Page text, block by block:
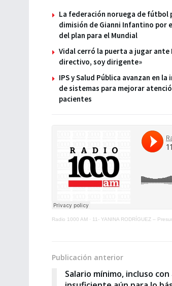
La federación noruega de fútbol
dimisión de Gianni Infantino por
del plan para el Mundial
Vidal cerró la puerta a jugar ante
directivo, soy dirigente»
IPS y Salud Pública avanzan en
de sistemas para mejorar
pacientes
Radio 1000 AM · 11- YANINA RODRÍGUEZ –
Publicación anterior
Salario mínimo, incluso